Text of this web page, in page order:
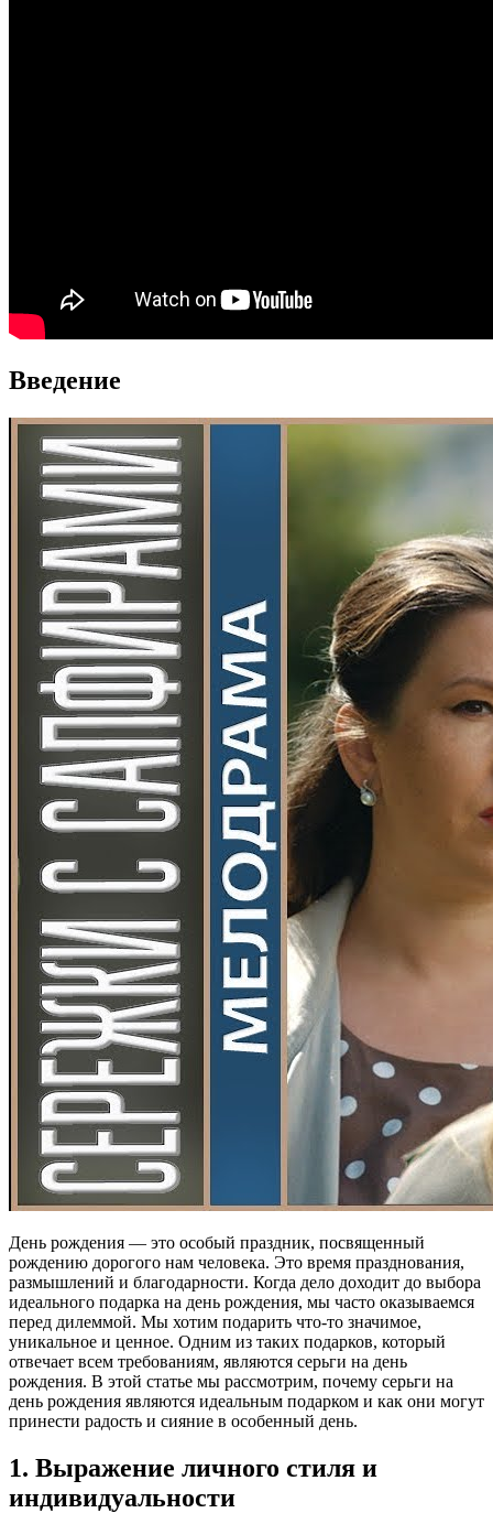
Введение
День рождения — это особый праздник, посвященный
рождению дорогого нам человека. Это время празднования,
размышлений и благодарности. Когда дело доходит до выбора
идеального подарка на день рождения, мы часто оказываемся
перед дилеммой. Мы хотим подарить что-то значимое,
уникальное и ценное. Одним из таких подарков, который
отвечает всем требованиям, являются серьги на день
рождения. В этой статье мы рассмотрим, почему серьги на
день рождения являются идеальным подарком и как они могут
принести радость и сияние в особенный день.
1. Выражение личного стиля и
индивидуальности